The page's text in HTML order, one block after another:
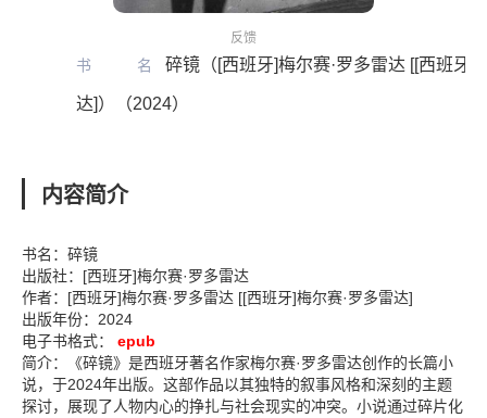
反馈
书名 碎镜（[西班牙]梅尔赛·罗多雷达 [[西班牙]
达]）（2024）
内容简介
书名：碎镜
出版社：[西班牙]梅尔赛·罗多雷达
作者：[西班牙]梅尔赛·罗多雷达 [[西班牙]梅尔赛·罗多雷达]
出版年份：2024
电子书格式：
epub
简介：《碎镜》是西班牙著名作家梅尔赛·罗多雷达创作的长篇小
说，于2024年出版。这部作品以其独特的叙事风格和深刻的主题
探讨，展现了人物内心的挣扎与社会现实的冲突。小说通过碎片化